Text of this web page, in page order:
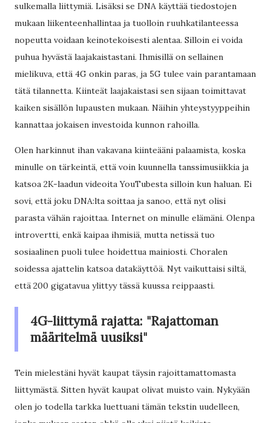
sulkemalla liittymiä. Lisäksi se DNA käyttää tiedostojen
mukaan liikenteenhallintaa ja tuolloin ruuhkatilanteessa
nopeutta voidaan keinotekoisesti alentaa. Silloin ei voida
puhua hyvästä laajakaistastani. Ihmisillä on sellainen
mielikuva, että 4G onkin paras, ja 5G tulee vain parantamaan
tätä tilannetta. Kiinteät laajakaistasi sen sijaan toimittavat
kaiken sisällön lupausten mukaan. Näihin yhteystyyppeihin
kannattaa jokaisen investoida kunnon rahoilla.
Olen harkinnut ihan vakavana kiinteääni palaamista, koska
minulle on tärkeintä, että voin kuunnella tanssimusiikkia ja
katsoa 2K-laadun videoita YouTubesta silloin kun haluan. Ei
sovi, että joku DNA:lta soittaa ja sanoo, että nyt olisi
parasta vähän rajoittaa. Internet on minulle elämäni. Olenpa
introvertti, enkä kaipaa ihmisiä, mutta netissä tuo
sosiaalinen puoli tulee hoidettua mainiosti. Choralen
soidessa ajattelin katsoa datakäyttöä. Nyt vaikuttaisi siltä,
että 200 gigatavua ylittyy tässä kuussa reippaasti.
4G-liittymä rajatta: "Rajattoman
määritelmä uusiksi"
Tein mielestäni hyvät kaupat täysin rajoittamattomasta
liittymästä. Sitten hyvät kaupat olivat muisto vain. Nykyään
olen jo todella tarkka luettuani tämän tekstin uudelleen,